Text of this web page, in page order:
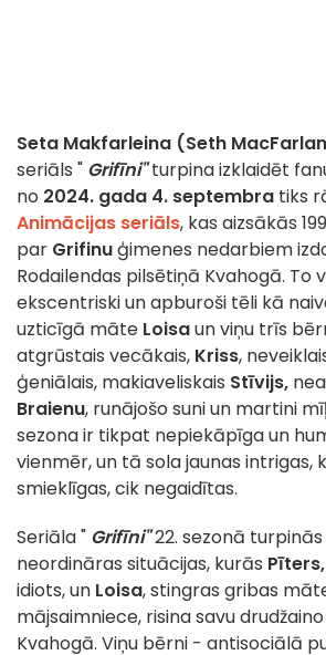
Seta Makfarleina (Seth
seriāls " Grifīni"turpina izklaidēt
no 2024. gada 4. septembra tiks
Animācijas seriāls, kas aizsākās
par Grifinuģimenes nedarbiem
Rodailendas pilsētiņā Kvahogā. To
ekscentriski un apburoši tēli kā
uzticīgā māte Loisaun viņu trīs
atgrūstais vecākais, Kriss,
ģeniālais, makiaveliskais Stīvijs,
Braienu, runājošo suni un martini
sezona ir tikpat nepiekāpīga un
vienmēr, un tā sola jaunas intrigas,
smieklīgas, cik negaidītas.
Seriāla " Grifīni"22. sezonā
neordināras situācijas, kurās Pīters,
idiots, un Loisa, stingras gribas
mājsaimniece, risina savu
Kvahogā. Viņu bērni - antisociālā